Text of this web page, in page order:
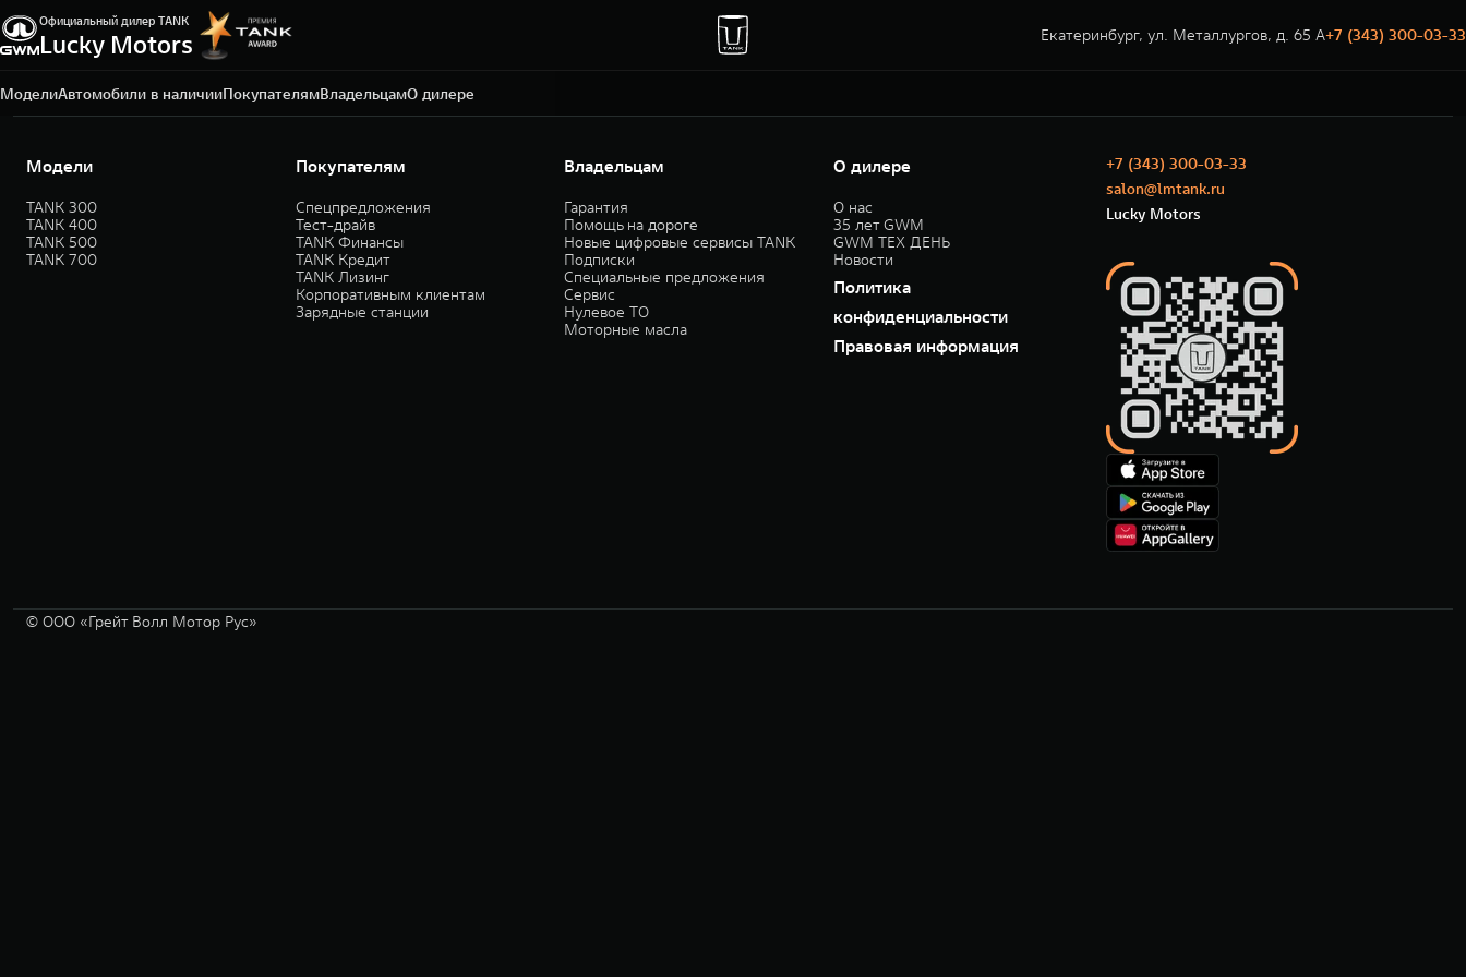
Официальный дилер TANK
Lucky Motors Екатеринбург, ул. Металлургов, д. 65 А+7 (343) 300-03-33
МоделиАвтомобили в наличииПокупателямВладельцамО дилере
Екатеринбург, ул. Металлургов, д. 65 А
+7 (343) 300-03-33
Модели
TANK 300
TANK 400
TANK 500
TANK 700
Покупателям
Спецпредложения
Тест-драйв
TANK Финансы
TANK Кредит
TANK Лизинг
Корпоративным клиентам
Зарядные станции
Владельцам
Гарантия
Помощь на дороге
Новые цифровые сервисы TANK
Подписки
Специальные предложения
Сервис
Нулевое ТО
Моторные масла
О дилере
О нас
35 лет GWM
GWM ТЕХ ДЕНЬ
Новости
Политика
конфиденциальности
Правовая информация
+7 (343) 300-03-33
salon@lmtank.ru
Lucky Motors
© ООО «Грейт Волл Мотор Рус»